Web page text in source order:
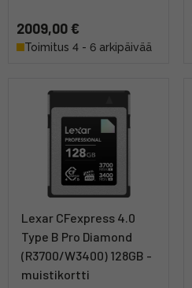
2009,00 €
Toimitus 4 - 6 arkipäivää
Lexar CFexpress 4.0
Type B Pro Diamond
(R3700/W3400) 128GB -
muistikortti